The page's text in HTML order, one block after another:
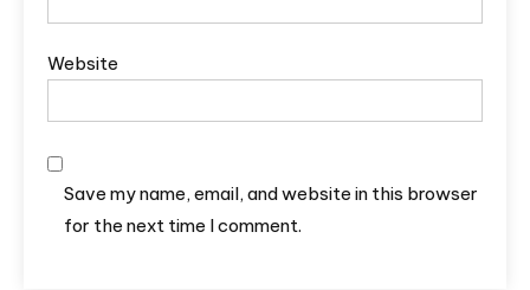
Website
Save my name, email, and website in this browser
for the next time I comment.